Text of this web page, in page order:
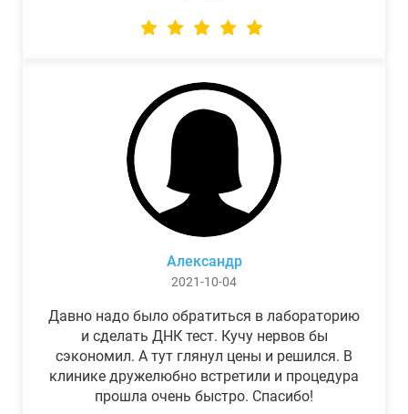
Александр
2021-10-04
Давно надо было обратиться в лабораторию
и сделать ДНК тест. Кучу нервов бы
сэкономил. А тут глянул цены и решился. В
клинике дружелюбно встретили и процедура
прошла очень быстро. Спасибо!